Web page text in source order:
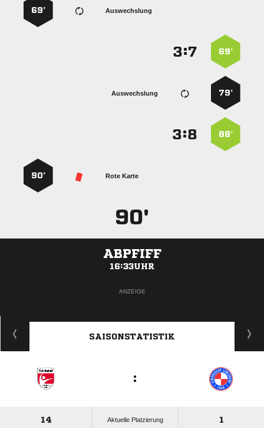
Auswechslung
69’
69’
:
79’
Auswechslung
88’
:
Rote Karte
90’
90'
ABPFIFF
16:33UHR
ANZEIGE
SAISONSTATISTIK
:
14 Aktuelle Platzierung 1